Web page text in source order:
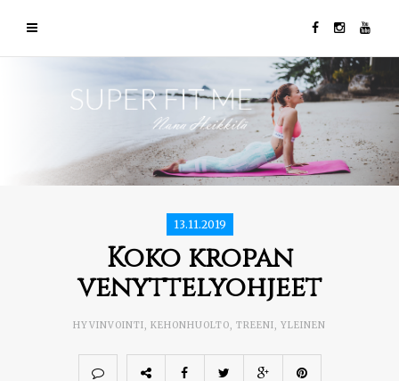
13.11.2019
Koko kropan
venyttelyohjeet
HYVINVOINTI, KEHONHUOLTO, TREENI, YLEINEN